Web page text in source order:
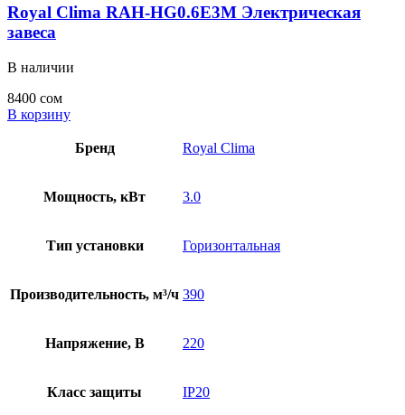
Royal Clima RAH-HG0.6E3M Электрическая
завеса
В наличии
8400 сом
В корзину
Бренд Royal Clima
Мощность, кВт 3.0
Тип установки Горизонтальная
Производительность, м³/ч 390
Напряжение, В 220
Класс защиты IP20